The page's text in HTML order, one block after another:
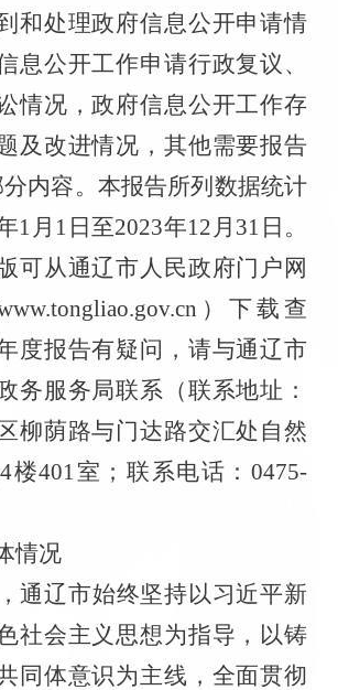
和处理政府信息公开申请情
息公开工作申请行政复议、
情况，政府信息公开工作存
及改进情况，其他需要报告
内容。本报告所列数据统计
1 月 1 日至2023年12 月 31 日。
可从通辽市人民政府门户网
）下载查
度报告有疑问，请与通辽市
务服务局联系（联系地址：
柳荫路与门达路交汇处自然
4楼401 室；联系电话：0475-
情况
通辽市始终坚持以习近平新
社会主义思想为指导，以铸
同体意识为主线，全面贯彻